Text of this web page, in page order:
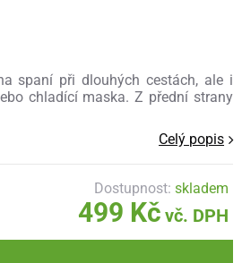
spaní při dlouhých cestách, ale i
chladící maska. Z přední strany
Celý popis
Dostupnost:skladem
499 Kč vč. DPH